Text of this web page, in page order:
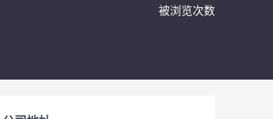
被浏览次数